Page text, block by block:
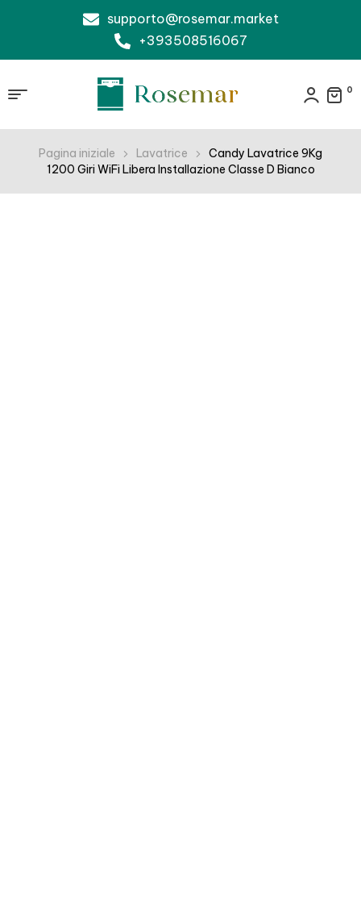
supporto@rosemar.market
+393508516067
0
Pagina iniziale Lavatrice
Candy Lavatrice 9Kg
1200 Giri WiFi Libera Installazione Classe D Bianco